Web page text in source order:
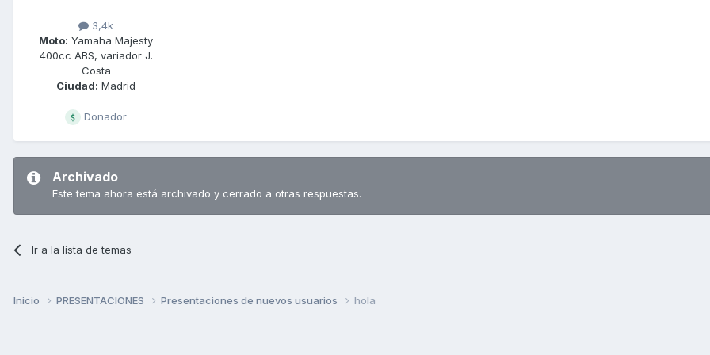
3,4k
Moto: Yamaha Majesty
400cc ABS, variador J.
Costa
Ciudad: Madrid
Donador
Archivado
Este tema ahora está archivado y cerrado a otras respuestas.
Ir a la lista de temas
Inicio PRESENTACIONES Presentaciones de nuevos usuarios hola